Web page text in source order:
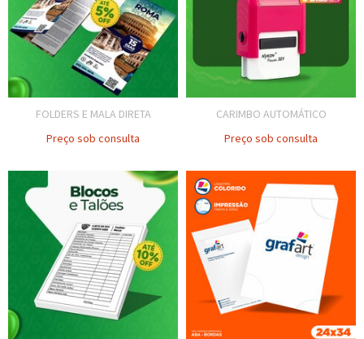
FOLDERS E MALA DIRETA
Preço sob consulta
CARIMBO AUTOMÁTICO
Preço sob consulta